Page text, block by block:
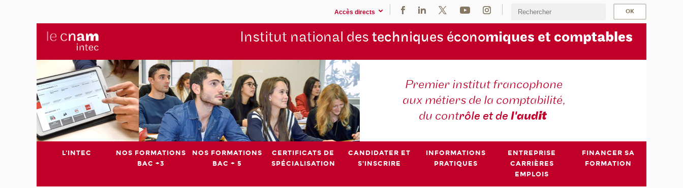
Accès directs
Institut national des techniques économiques et comptables
Premier institut francophone
aux métiers de la comptabilité,
du contrôle et del'audit
L'INTEC
NOS FORMATIONS
BAC +3
NOS FORMATIONS
BAC + 5
CERTIFICATS DE
SPÉCIALISATION
CANDIDATER ET
S'INSCRIRE
INFORMATIONS
PRATIQUES
ENTREPRISE
CARRIÈRES
EMPLOIS
FINANCER SA
FORMATION